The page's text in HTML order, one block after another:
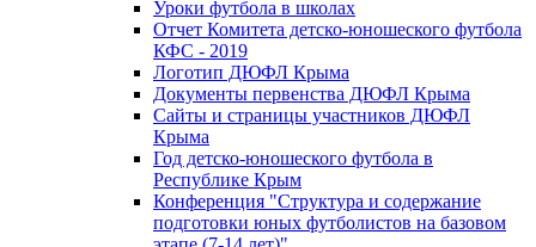
Уроки футбола в школах
Отчет Комитета детско-юношеского футбола
КФС - 2019
Логотип ДЮФЛ Крыма
Документы первенства ДЮФЛ Крыма
Сайты и страницы участников ДЮФЛ
Крыма
Год детско-юношеского футбола в
Республике Крым
Конференция "Структура и содержание
подготовки юных футболистов на базовом